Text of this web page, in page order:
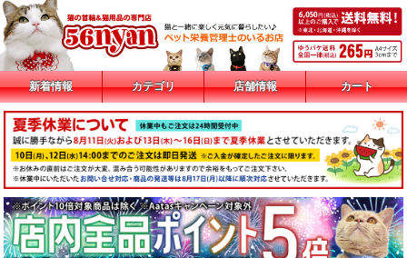
新着情報 カテゴリ 店舗情報 カート